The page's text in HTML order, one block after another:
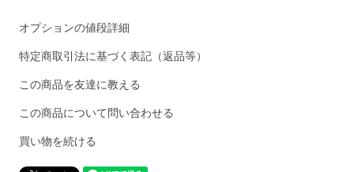
オプションの値段詳細
特定商取引法に基づく表記（返品等）
この商品を友達に教える
この商品について問い合わせる
買い物を続ける